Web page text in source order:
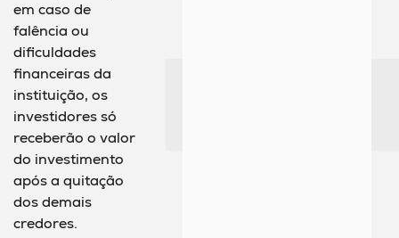
em caso de
falência ou
dificuldades
financeiras da
instituição, os
investidores só
receberão o valor
do investimento
após a quitação
dos demais
credores.